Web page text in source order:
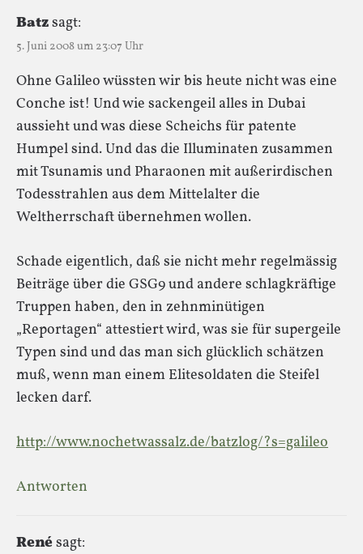
Batzsagt:
5. Juni 2008 um 23:07 Uhr
Ohne Galileo wüssten wir bis heute nicht was eine
Conche ist! Und wie sackengeil alles in Dubai
aussieht und was diese Scheichs für patente
Humpel sind. Und das die Illuminaten zusammen
mit Tsunamis und Pharaonen mit außerirdischen
Todesstrahlen aus dem Mittelalter die
Weltherrschaft übernehmen wollen.
Schade eigentlich, daß sie nicht mehr regelmässig
Beiträge über die GSG9 und andere schlagkräftige
Truppen haben, den in zehnminütigen
„Reportagen“ attestiert wird, was sie für supergeile
Typen sind und das man sich glücklich schätzen
muß, wenn man einem Elitesoldaten die Steifel
lecken darf.
http://www.nochetwassalz.de/batzlog/?s=galileo
Antworten
Renésagt: